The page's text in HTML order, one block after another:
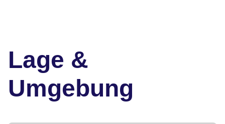
Lage &
Umgebung